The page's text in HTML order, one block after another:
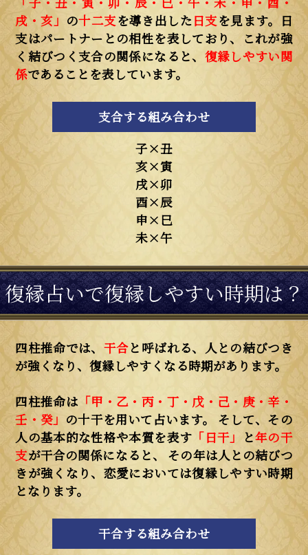
戌・亥」 の十二支を導き出した日支を見ます。日
支はパートナーとの相性を表しており、これが強
く結びつく支合の関係になると、 復縁しやすい関
係であることを表しています。
支合する組み合わせ
子×丑
亥×寅
戌×卯
酉×辰
申×巳
未×午
復縁占いで復縁しやすい時期は？
四柱推命では、 干合と呼ばれる、人との結びつき
が強くなり、復縁しやすくなる時期があります。
四柱推命は 「甲・乙・丙・丁・戊・己・庚・辛・
壬・癸」 の十干を用いて占います。 そして、その
人の基本的な性格や本質を表す 「日干」 と年の干
支が干合の関係になると、 その年は人との結びつ
きが強くなり、恋愛においては復縁しやすい時期
となります。
干合する組み合わせ